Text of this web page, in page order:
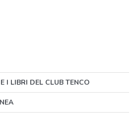
I LIBRI DEL CLUB TENCO